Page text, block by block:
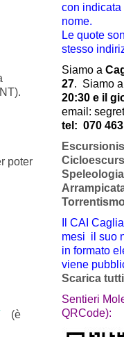
poter
(è
con
nome.
Le quote
stesso
Siamo a
27. Siamo
20:30 e il
email:
tel: 070
Speleologia
Il CAI
mesi il suo
in formato
viene
Scarica
Sentieri
QRCode):